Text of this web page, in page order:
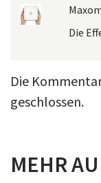
Die
Die
geschlossen.
MEHR